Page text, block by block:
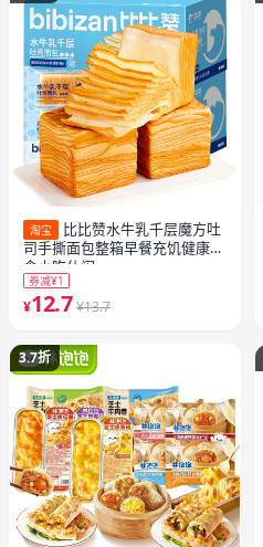
淘宝
比比赞水牛乳千层魔方吐
司手撕面包整箱早餐充饥健康零
食小吃休闲
券减¥1
¥12.7 ¥13.7
3.7折